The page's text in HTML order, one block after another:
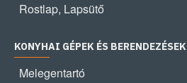
Rostlap, Lapsütő
KONYHAI GÉPEK ÉS BERENDEZÉSEK
Melegentartó